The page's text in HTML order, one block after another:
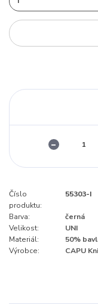
Číslo
produktu:
55303-I
Barva:
černá
Velikost:
UNI
Materiál:
50%
Výrobce:
CAPU